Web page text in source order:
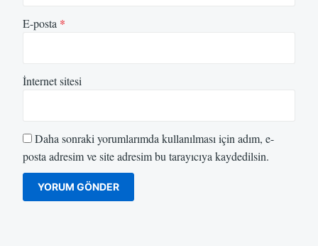
E-posta *
İnternet sitesi
Daha sonraki yorumlarımda kullanılması için adım, e-
posta adresim ve site adresim bu tarayıcıya kaydedilsin.